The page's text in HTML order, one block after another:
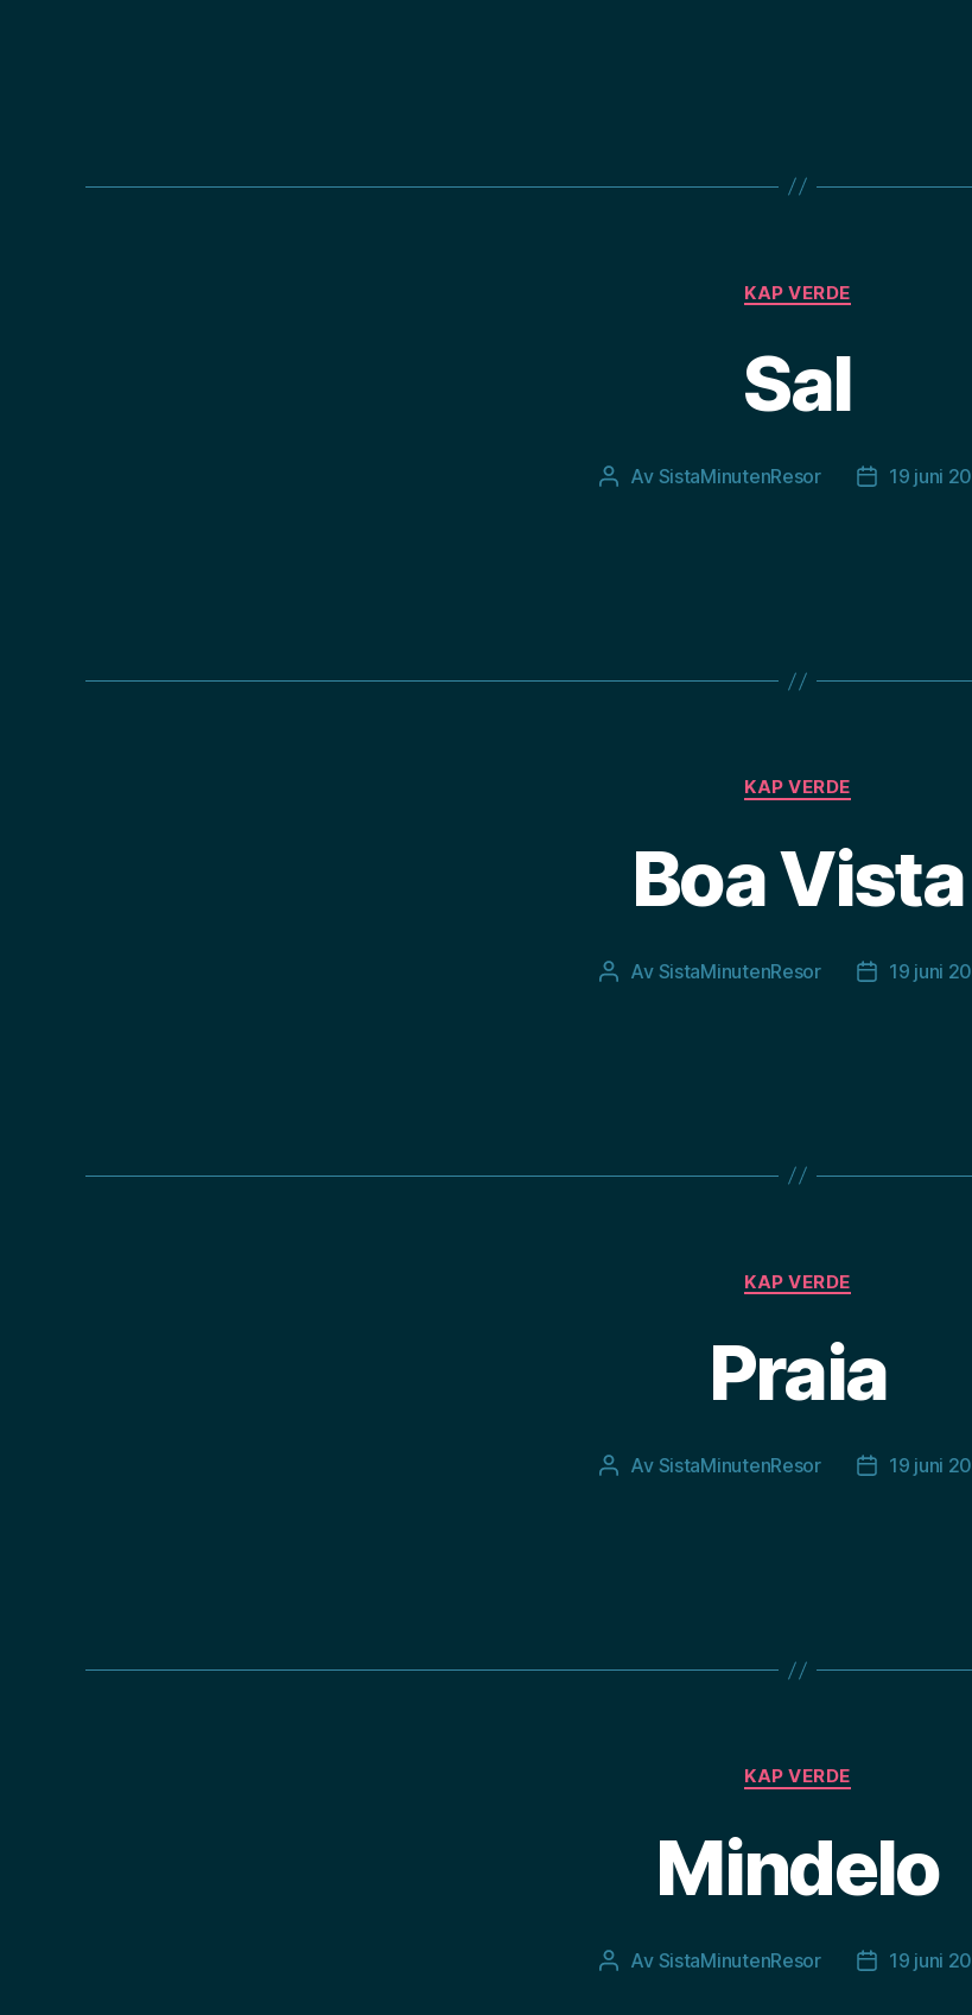
Kategorier
KAP VERDE
Sal
Inläggsförfattare
Av SistaMinutenResor 19 juni
Kategorier
KAP VERDE
Boa Vista
Inläggsförfattare
Av SistaMinutenResor 19 juni
Kategorier
KAP VERDE
Praia
Inläggsförfattare
Av SistaMinutenResor 19 juni
Kategorier
KAP VERDE
Mindelo
Inläggsförfattare
Av SistaMinutenResor 19 juni